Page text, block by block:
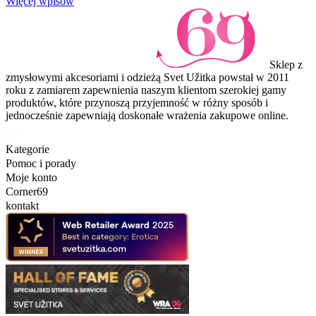
Sklep z
zmysłowymi akcesoriami i odzieżą Svet Užitka powstał w 2011
roku z zamiarem zapewnienia naszym klientom szerokiej gamy
produktów, które przynoszą przyjemność w różny sposób i
jednocześnie zapewniają doskonałe wrażenia zakupowe online.
Kategorie
Pomoc i porady
Moje konto
Corner69
kontakt